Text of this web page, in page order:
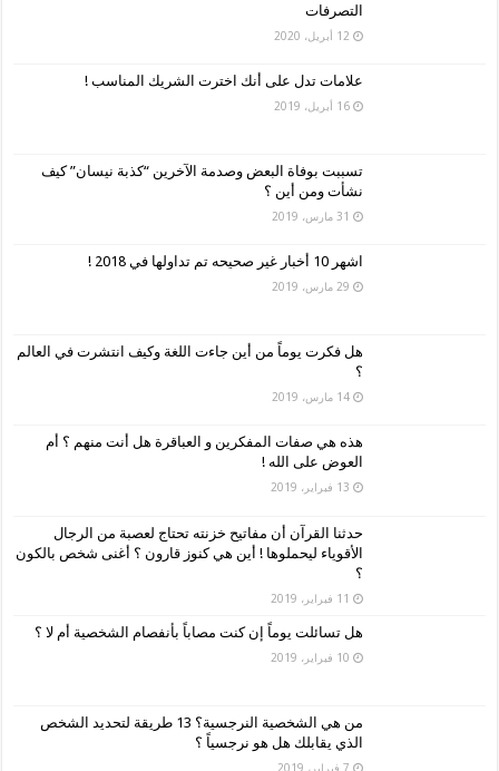
التصرفات
12 أبريل، 2020
علامات تدل على أنك اخترت الشريك المناسب !
16 أبريل، 2019
تسببت بوفاة البعض وصدمة الآخرين “كذبة نيسان” كيف
نشأت ومن أين ؟
31 مارس، 2019
اشهر 10 أخبار غير صحيحه تم تداولها في 2018 !
29 مارس، 2019
هل فكرت يوماً من أين جاءت اللغة وكيف انتشرت في العالم
؟
14 مارس، 2019
هذه هي صفات المفكرين و العباقرة هل أنت منهم ؟ أم
العوض على الله !
13 فبراير، 2019
حدثنا القرآن أن مفاتيح خزنته تحتاج لعصبة من الرجال
الأقوياء ليحملوها ! أين هي كنوز قارون ؟ أغنى شخص بالكون
؟
11 فبراير، 2019
هل تسائلت يوماً إن كنت مصاباً بأنفصام الشخصية أم لا ؟
10 فبراير، 2019
من هي الشخصية النرجسية؟ 13 طريقة لتحديد الشخص
الذي يقابلك هل هو نرجسياً ؟
7 فبراير، 2019